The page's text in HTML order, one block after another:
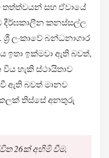
තත්ත්වයන් සහ ඒවායේ
දීර්ඝකාලීන කනස්සල්ල
ලංකාවේ බන්ධනාගාර
ඉතා ඉක්මවා ඇති බවත්,
හැකි ස්ථායිතාව
ඇති බවත් මානව
කලක් තිස්සේ අනතුරු
26ක් අහිමි වීම,